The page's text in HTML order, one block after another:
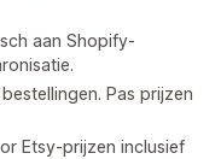
aan Shopify-
Pas prijzen
Etsy-prijzen inclusief